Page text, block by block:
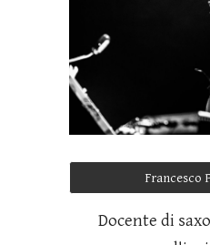
Francesco
Docente di